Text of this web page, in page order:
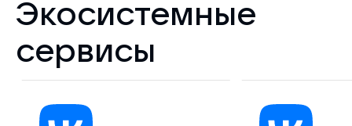
Экосистемные
сервисы